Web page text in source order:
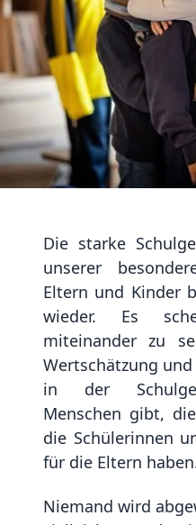
Die starke
unserer
Eltern und Kinder
wieder. Es
miteinander zu
Wertschätzung
in der
Menschen gibt,
die Schülerinnen
für die Eltern
Niemand wird